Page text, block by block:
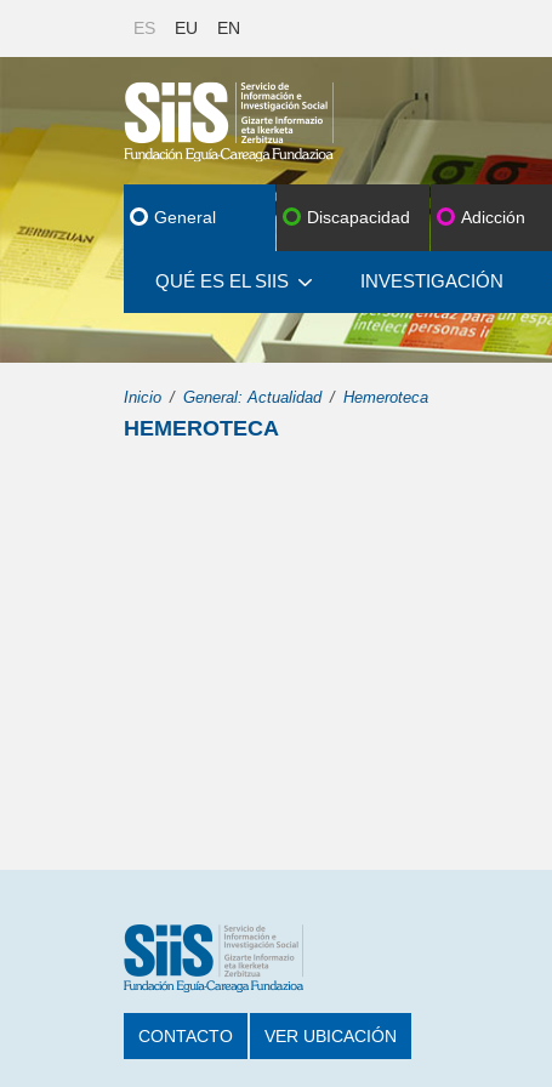
ES EU EN
General
QUÉ ES EL SIIS INVESTIGACIÓN
Discapacidad Adicción
Inicio General: Actualidad Hemeroteca
HEMEROTECA
CONTACTO VER UBICACIÓN